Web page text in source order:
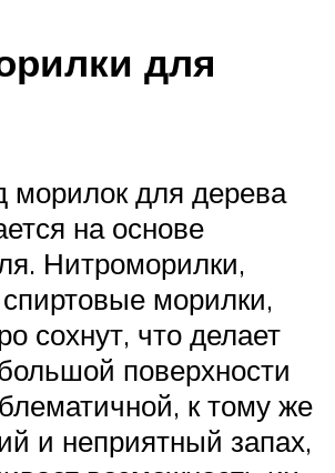
для
для дерева
на основе
Нитроморилки,
морилки,
сохнут, что делает
поверхности
к тому же
и неприятный запах,